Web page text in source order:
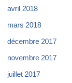
avril 2018
mars 2018
décembre 2017
novembre 2017
juillet 2017